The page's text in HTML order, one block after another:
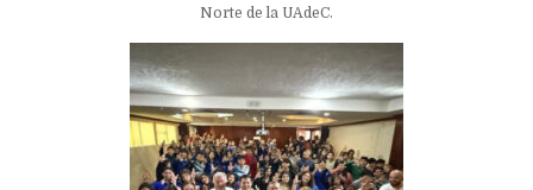
Norte de la UAdeC.